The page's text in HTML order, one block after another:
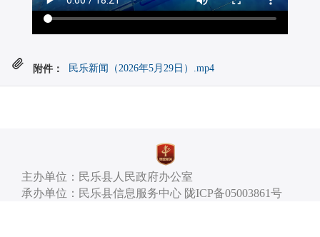
附件： 民乐新闻（2026年5月29日）.mp4
主办单位：民乐县人民政府办公室
承办单位：民乐县信息服务中心 陇ICP备05003861号